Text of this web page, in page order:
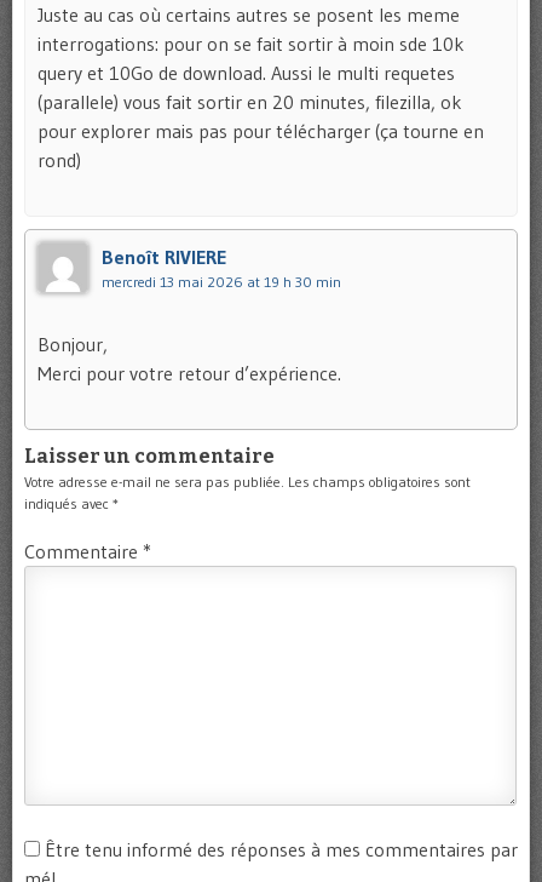
Juste au cas où certains autres se posent les meme
interrogations: pour on se fait sortir à moin sde 10k
query et 10Go de download. Aussi le multi requetes
(parallele) vous fait sortir en 20 minutes, filezilla, ok
pour explorer mais pas pour télécharger (ça tourne en
rond)
Benoît RIVIERE
mercredi 13 mai 2026 at 19 h 30 min
Bonjour,
Merci pour votre retour d’expérience.
Laisser un commentaire
Votre adresse e-mail ne sera pas publiée. Les champs obligatoires sont
indiqués avec *
Commentaire *
Être tenu informé des réponses à mes commentaires par